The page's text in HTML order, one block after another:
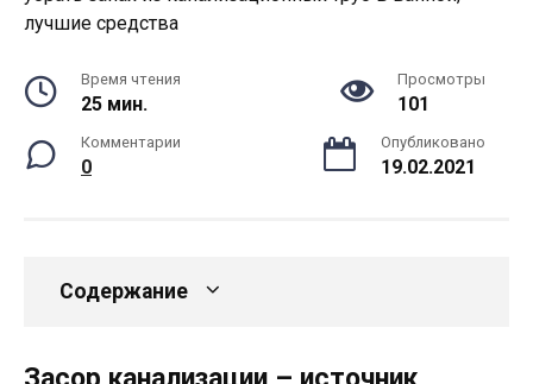
Время чтения
25 мин.
Просмотры
101
Комментарии
0
Опубликовано
19.02.2021
Содержание